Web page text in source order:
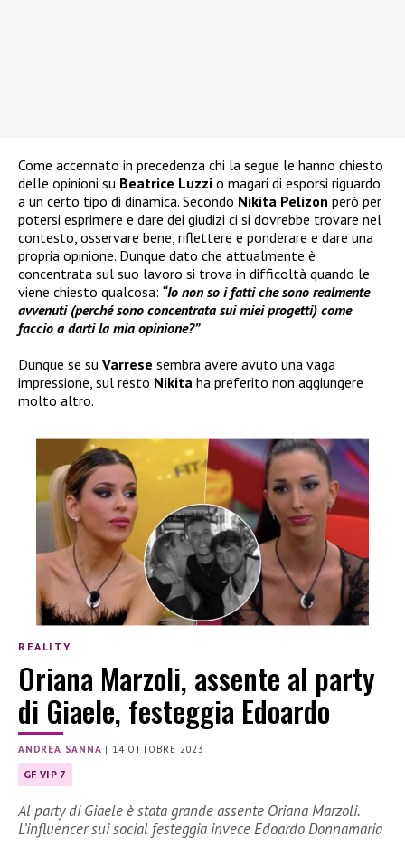
Come accennato in precedenza chi la segue le hanno chiesto
delle opinioni su Beatrice Luzzi o magari di esporsi riguardo
a un certo tipo di dinamica. Secondo Nikita Pelizon però per
potersi esprimere e dare dei giudizi ci si dovrebbe trovare nel
contesto, osservare bene, riflettere e ponderare e dare una
propria opinione. Dunque dato che attualmente è
concentrata sul suo lavoro si trova in difficoltà quando le
viene chiesto qualcosa: “Io non so i fatti che sono realmente
avvenuti (perché sono concentrata sui miei progetti) come
faccio a darti la mia opinione?”
Dunque se su Varrese sembra avere avuto una vaga
impressione, sul resto Nikita ha preferito non aggiungere
molto altro.
REALITY
Oriana Marzoli, assente al party
di Giaele, festeggia Edoardo
ANDREA SANNA | 14 OTTOBRE 2023
GF VIP 7
Al party di Giaele è stata grande assente Oriana Marzoli.
L’influencer sui social festeggia invece Edoardo Donnamaria